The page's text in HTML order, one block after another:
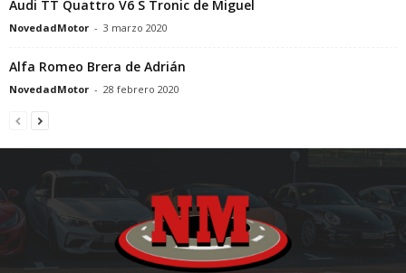
Audi TT Quattro V6 S Tronic de Miguel
NovedadMotor - 3 marzo 2020
Alfa Romeo Brera de Adrián
NovedadMotor - 28 febrero 2020